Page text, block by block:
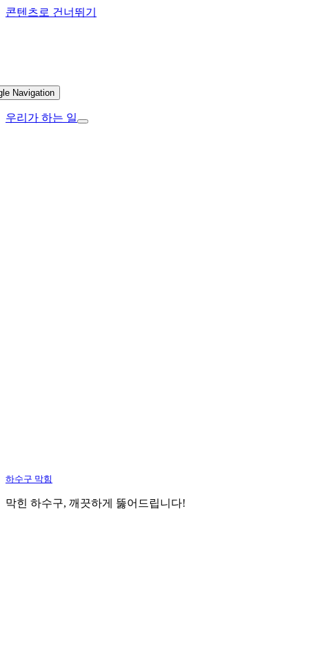
콘텐츠로 건너뛰기
Navigation
우리가 하는 일
하수구 막힘
막힌 하수구, 깨끗하게 뚫어드립니다!